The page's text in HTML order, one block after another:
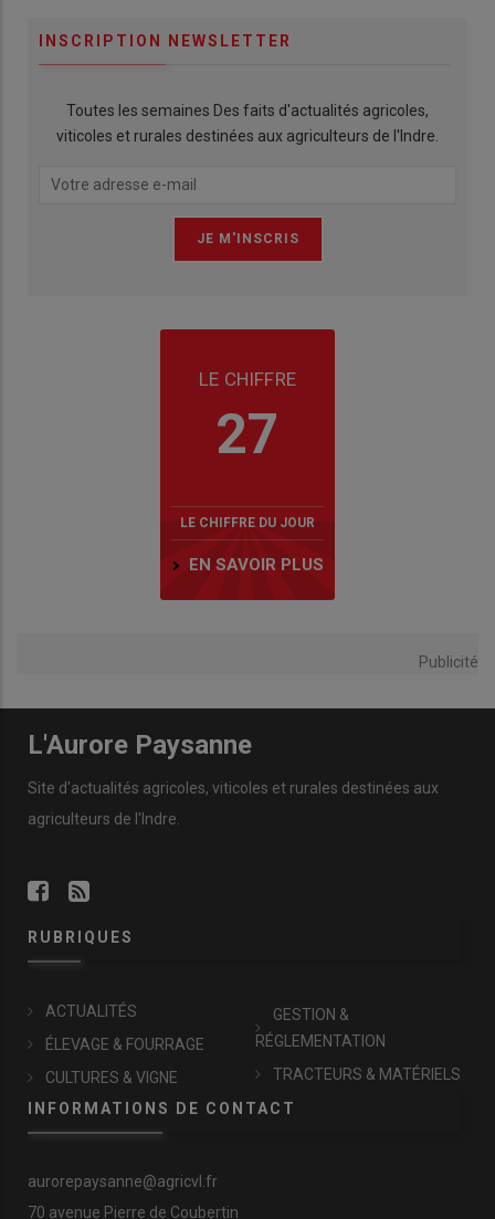
INSCRIPTION NEWSLETTER
Toutes les semaines Des faits d'actualités agricoles,
viticoles et rurales destinées aux agriculteurs de l'Indre.
LE CHIFFRE
27
LE CHIFFRE DU JOUR
EN SAVOIR PLUS
Publicité
L'Aurore Paysanne
Site d'actualités agricoles, viticoles et rurales destinées aux
agriculteurs de l'Indre.
RUBRIQUES
ACTUALITÉS
ÉLEVAGE & FOURRAGE
CULTURES & VIGNE
GESTION &
RÉGLEMENTATION
TRACTEURS & MATÉRIELS
INFORMATIONS DE CONTACT
aurorepaysanne@agricvl.fr
70 avenue Pierre de Coubertin